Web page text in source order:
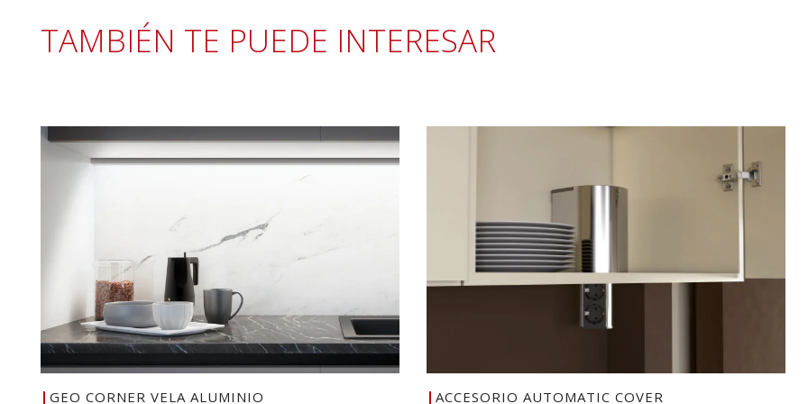
TAMBIÉN TE PUEDE INTERESAR
GEO CORNER VELA ALUMINIO ACCESORIO AUTOMATIC COVER